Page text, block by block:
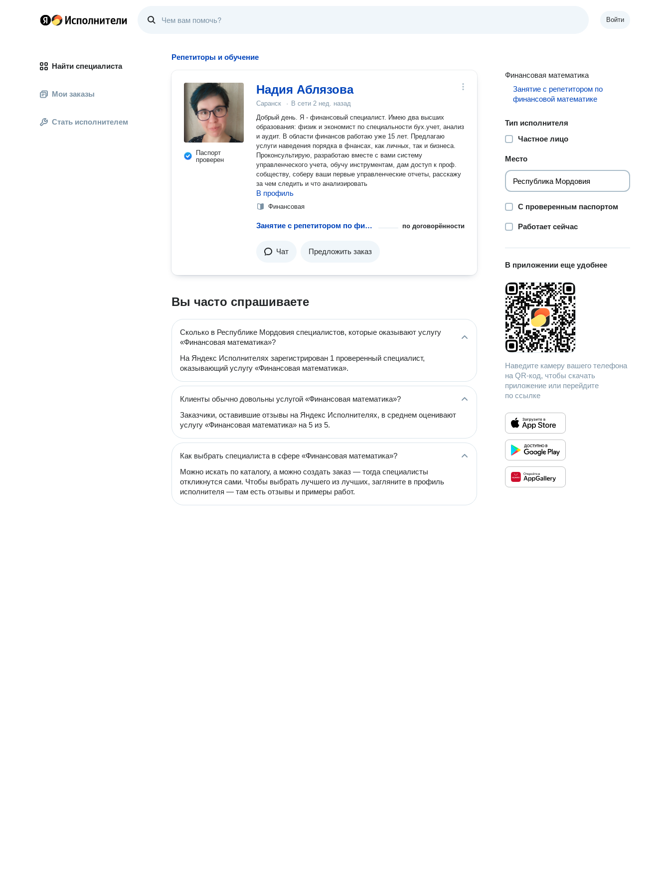
Войти
Найти специалиста
Мои заказы
Стать исполнителем
Репетиторы и обучение
Паспорт
проверен
Надия Аблязова
Саранск · В сети 2 нед. назад
Добрый день. Я - финансовый специалист. Имею два высших
образования: физик и экономист по специальности бух.учет, анализ
и аудит. В области финансов работаю уже 15 лет. Предлагаю
услуги наведения порядка в фнансах, как личных, так и бизнеса.
Проконсультирую, разработаю вместе с вами систему
управленческого учета, обучу инструментам, дам доступ к проф.
собществу, соберу ваши первые управленческие отчеты, расскажу
за чем следить и что анализировать
В профиль
Финансовая
Занятие с репетитором по финансовой математике по договорённости
Чат Предложить заказ
Вы часто спрашиваете
Сколько в Республике Мордовия специалистов, которые оказывают услугу
«Финансовая математика»?
На Яндекс Исполнителях зарегистрирован 1 проверенный специалист,
оказывающий услугу «Финансовая математика».
Клиенты обычно довольны услугой «Финансовая математика»?
Заказчики, оставившие отзывы на Яндекс Исполнителях, в среднем оценивают
услугу «Финансовая математика» на 5 из 5.
Как выбрать специалиста в сфере «Финансовая математика»?
Можно искать по каталогу, а можно создать заказ — тогда специалисты
откликнутся сами. Чтобы выбрать лучшего из лучших, загляните в профиль
исполнителя — там есть отзывы и примеры работ.
Финансовая математика
Занятие с репетитором по
финансовой математике
Тип исполнителя
Частное лицо
Место
С проверенным паспортом
Работает сейчас
В приложении еще удобнее
Наведите камеру вашего телефона
на QR-код, чтобы скачать
приложение или перейдите
по ссылке